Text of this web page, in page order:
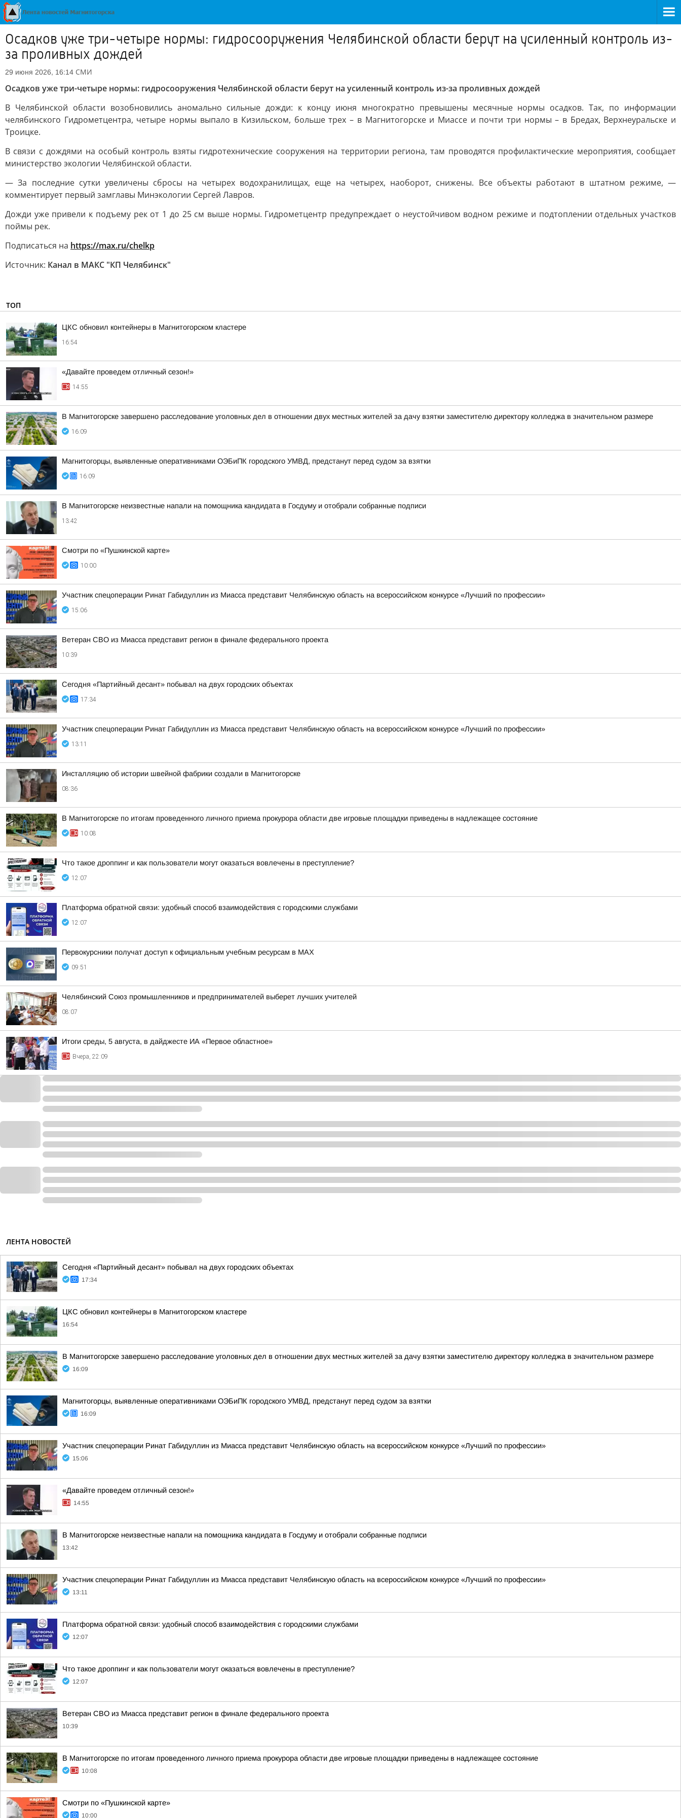
Осадков уже три-четыре нормы: гидросооружения Челябинской области берут на усиленный контроль из-
за проливных дождей
29 июня 2026, 16:14 СМИ
Осадков уже три-четыре нормы: гидросооружения Челябинской области берут на усиленный контроль из-за проливных дождей
В Челябинской области возобновились аномально сильные дожди: к концу июня многократно превышены месячные нормы осадков. Так, по информации
челябинского Гидрометцентра, четыре нормы выпало в Кизильском, больше трех – в Магнитогорске и Миассе и почти три нормы – в Бредах, Верхнеуральске и
Троицке.
В связи с дождями на особый контроль взяты гидротехнические сооружения на территории региона, там проводятся профилактические мероприятия, сообщает
министерство экологии Челябинской области.
— За последние сутки увеличены сбросы на четырех водохранилищах, еще на четырех, наоборот, снижены. Все объекты работают в штатном режиме, —
комментирует первый замглавы Минэкологии Сергей Лавров.
Дожди уже привели к подъему рек от 1 до 25 см выше нормы. Гидрометцентр предупреждает о неустойчивом водном режиме и подтоплении отдельных участков
поймы рек.
Подписаться на https://max.ru/chelkp
Источник: Канал в МАКС "КП Челябинск"
ТОП
ЦКС обновил контейнеры в Магнитогорском кластере
16:54
«Давайте проведем отличный сезон!»
14:55
В Магнитогорске завершено расследование уголовных дел в отношении двух местных жителей за дачу взятки заместителю директору колледжа в значительном размере
16:09
Магнитогорцы, выявленные оперативниками ОЭБиПК городского УМВД, предстанут перед судом за взятки
16:09
В Магнитогорске неизвестные напали на помощника кандидата в Госдуму и отобрали собранные подписи
13:42
Смотри по «Пушкинской карте»
10:00
Участник спецоперации Ринат Габидуллин из Миасса представит Челябинскую область на всероссийском конкурсе «Лучший по профессии»
15:06
Ветеран СВО из Миасса представит регион в финале федерального проекта
10:39
Сегодня «Партийный десант» побывал на двух городских объектах
17:34
Участник спецоперации Ринат Габидуллин из Миасса представит Челябинскую область на всероссийском конкурсе «Лучший по профессии»
13:11
Инсталляцию об истории швейной фабрики создали в Магнитогорске
08:36
В Магнитогорске по итогам проведенного личного приема прокурора области две игровые площадки приведены в надлежащее состояние
10:08
Что такое дроппинг и как пользователи могут оказаться вовлечены в преступление?
12:07
Платформа обратной связи: удобный способ взаимодействия с городскими службами
12:07
Первокурсники получат доступ к официальным учебным ресурсам в MAX
09:51
Челябинский Союз промышленников и предпринимателей выберет лучших учителей
08:07
Итоги среды, 5 августа, в дайджесте ИА «Первое областное»
Вчера, 22:09
ЛЕНТА НОВОСТЕЙ
Сегодня «Партийный десант» побывал на двух городских объектах
17:34
ЦКС обновил контейнеры в Магнитогорском кластере
16:54
В Магнитогорске завершено расследование уголовных дел в отношении двух местных жителей за дачу взятки заместителю директору колледжа в значительном размере
16:09
Магнитогорцы, выявленные оперативниками ОЭБиПК городского УМВД, предстанут перед судом за взятки
16:09
Участник спецоперации Ринат Габидуллин из Миасса представит Челябинскую область на всероссийском конкурсе «Лучший по профессии»
15:06
«Давайте проведем отличный сезон!»
14:55
В Магнитогорске неизвестные напали на помощника кандидата в Госдуму и отобрали собранные подписи
13:42
Участник спецоперации Ринат Габидуллин из Миасса представит Челябинскую область на всероссийском конкурсе «Лучший по профессии»
13:11
Платформа обратной связи: удобный способ взаимодействия с городскими службами
12:07
Что такое дроппинг и как пользователи могут оказаться вовлечены в преступление?
12:07
Ветеран СВО из Миасса представит регион в финале федерального проекта
10:39
В Магнитогорске по итогам проведенного личного приема прокурора области две игровые площадки приведены в надлежащее состояние
10:08
Смотри по «Пушкинской карте»
10:00